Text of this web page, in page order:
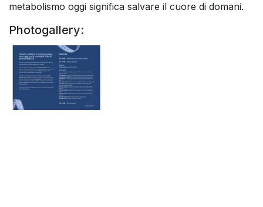
metabolismo oggi significa salvare il cuore di domani.
Photogallery: